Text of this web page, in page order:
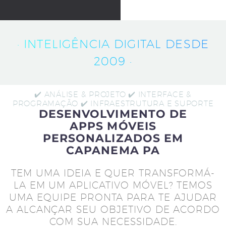
· INTELIGÊNCIA DIGITAL DESDE
2009 ·
✔️ ANÁLISE & PROJETO ✔️ INTERFACE &
PROGRAMAÇÃO ✔️ INFRAESTRUTURA E SUPORTE
DESENVOLVIMENTO DE
APPS MÓVEIS
PERSONALIZADOS EM
CAPANEMA PA
TEM UMA IDEIA E QUER TRANSFORMÁ-
LA EM UM APLICATIVO MÓVEL? TEMOS
UMA EQUIPE PRONTA PARA TE AJUDAR
A ALCANÇAR SEU OBJETIVO DE ACORDO
COM SUA NECESSIDADE.